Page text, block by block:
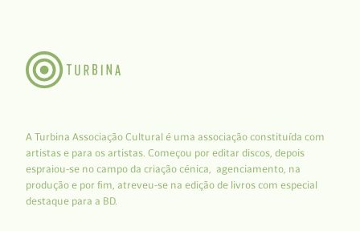
A Turbina Associação Cultural é uma associação constituída com
artistas e para os artistas. Começou por editar discos, depois
espraiou-se no campo da criação cénica, agenciamento, na
produção e por fim, atreveu-se na edição de livros com especial
destaque para a BD.